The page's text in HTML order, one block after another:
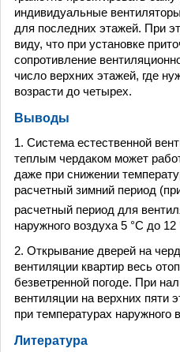
индивидуальные
для последних этажей. При
виду, что при установке
сопротивление
число верхних этажей, где
возрасти до четырех.
Выводы
1. Система естественной
теплым чердаком может
даже при снижении
расчетный зимний период
расчетный период для
наружного воздуха 5 °С до 12
2. Открывание дверей на
вентиляции квартир весь
безветренной погоде. При
вентиляции на верхних пяти
при температурах наружного
Литература